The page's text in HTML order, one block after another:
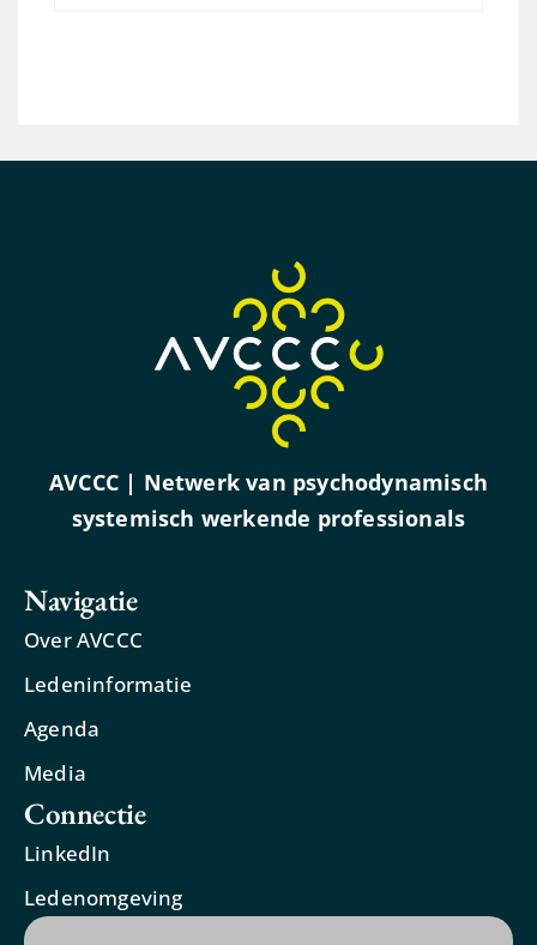
AVCCC | Netwerk van psychodynamisch
systemisch werkende professionals
Navigatie
Over AVCCC
Ledeninformatie
Agenda
Media
Connectie
LinkedIn
Ledenomgeving